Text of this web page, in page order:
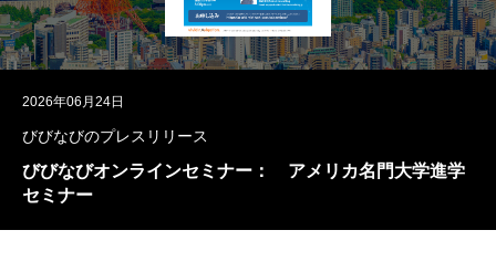
2026年06月24日
びびなびのプレスリリース
びびなびオンラインセミナー： アメリカ名門大学進学
セミナー